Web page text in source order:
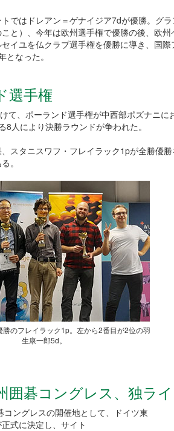
ではドレアン＝ゲナイジア7dが優勝。グ
と）、今年は欧州選手権で優勝の後、欧
イユを仏クラブ選手権を優勝に導き、国
となった。
選手権
て、ポーランド選手権が中西部ポズナニ
8人により決勝ラウンドが争われた。
スタニスワフ・フレイラック1pが全勝優
。
勝のフレイラック1p。左から2番目が2位の羽
生康一郎5d。
囲碁コングレス、独ラ
コングレスの開催地として、ドイツ東
式に決定し、サイト